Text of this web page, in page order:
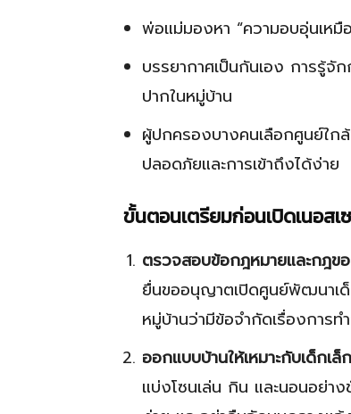
พ่อแม่มองหา “ความอบอุ่นเหมื
บรรยากาศเป็นกันเอง การรู้
ปากในหมู่บ้าน
ผู้ปกครองบางคนเลือกศูนย์ใก
ปลอดภัยและการเข้าถึงได้ง่าย
ขั้นตอนเตรียมก่อนเปิดเนอสเ
ตรวจสอบข้อกฎหมายและกฎข
ยื่นขออนุญาตเปิดศูนย์พัฒนาเ
หมู่บ้านว่ามีข้อจำกัดเรื่องการ
ออกแบบบ้านให้เหมาะกับเด็กเล็ก
แบ่งโซนเล่น กิน และนอนอย่า